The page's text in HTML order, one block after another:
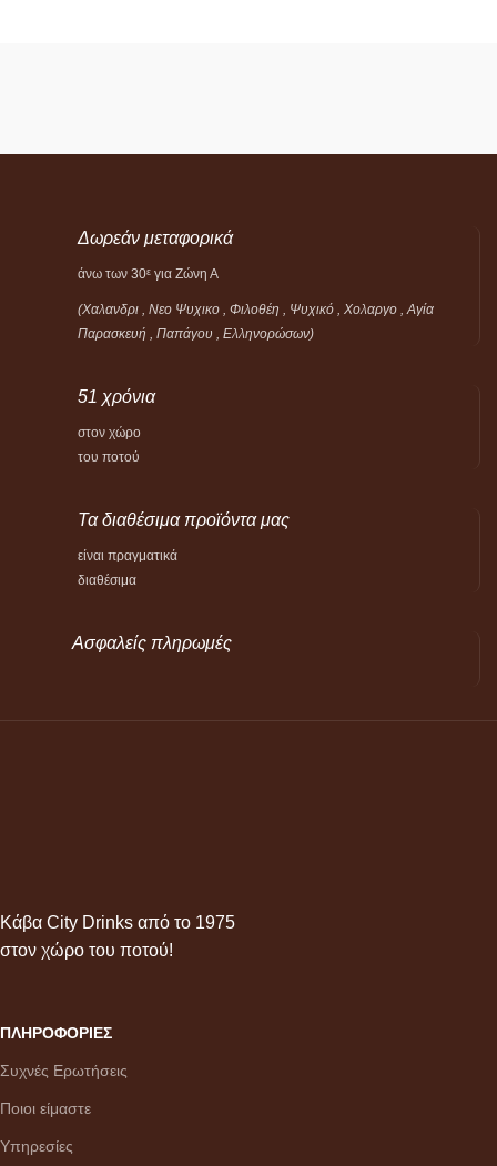
Δωρεάν μεταφορικά
άνω των 30ε για Ζώνη Α
(Χαλανδρι , Νεο Ψυχικο , Φιλοθέη , Ψυχικό ,
Χολαργο , Αγία
Παρασκευή , Παπάγου , Ελληνορώσων)
51 χρόνια
στον χώρο
του ποτού
Τα διαθέσιμα προϊόντα μας
είναι πραγματικά
διαθέσιμα
Ασφαλείς πληρωμές
Κάβα City Drinks από το 1975
στον χώρο του ποτού!
ΠΛΗΡΟΦΟΡΙΕΣ
Συχνές Ερωτήσεις
Ποιοι είμαστε
Υπηρεσίες